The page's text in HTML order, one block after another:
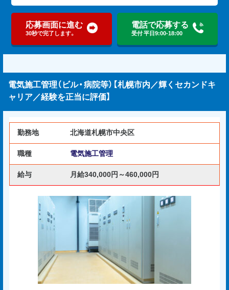
応募画面に進む
30秒で完了します。
電話で応募する
受付 平日9:00-18:00
電気施工管理（ビル・病院等）【札幌市内／輝くセカンドキ
ャリア／経験を正当に評価】
勤務地 北海道札幌市中央区
職種 電気施工管理
給与 月給340,000円～460,000円